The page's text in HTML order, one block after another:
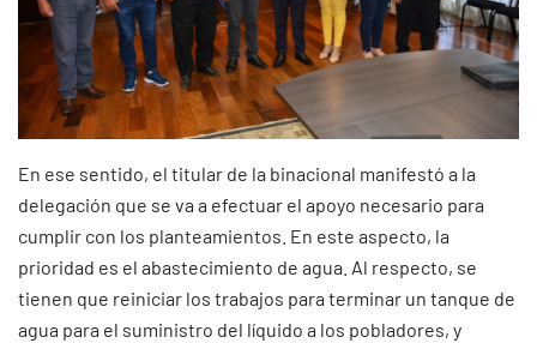
En ese sentido, el titular de la binacional manifestó a la
delegación que se va a efectuar el apoyo necesario para
cumplir con los planteamientos. En este aspecto, la
prioridad es el abastecimiento de agua. Al respecto, se
tienen que reiniciar los trabajos para terminar un tanque de
agua para el suministro del líquido a los pobladores, y